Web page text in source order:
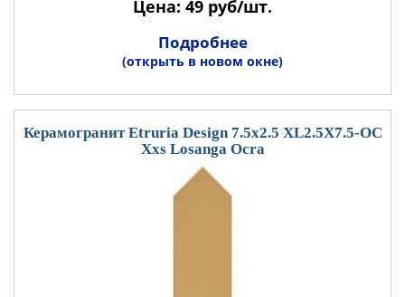
Цена: 49 руб/шт.
Подробнее
(открыть в новом окне)
Керамогранит Etruria Design 7.5x2.5 XL2.5X7.5-OC
Xxs Losanga Ocra